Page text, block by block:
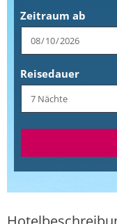
Zeitraum ab
Reisedauer